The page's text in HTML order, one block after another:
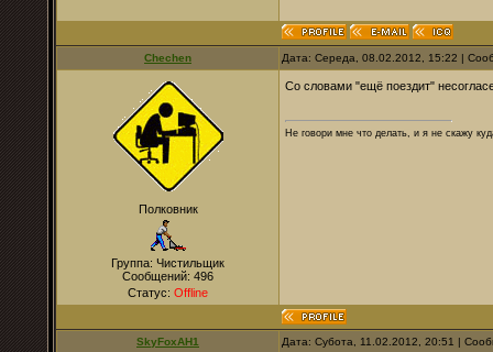
Chechen Дата: Середа, 08.02.2012, 15:22 |
Полковник
Группа: Чистильщик
Сообщений: 496
Статус: Offline
Со словами "ещё поездит"
Не говори мне что делать, и я не скажу
SkyFoxAH1 Дата: Субота, 11.02.2012, 20:51 |